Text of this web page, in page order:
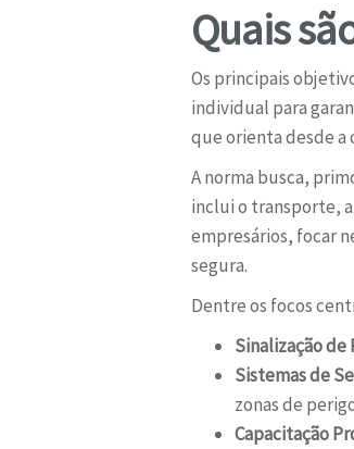
Quais
Os principais
individual para
que orienta desde a
A norma busca,
inclui o transporte,
empresários, focar
segura.
Dentre os focos
Sinalização de
Sistemas de
zonas de
Capacitação